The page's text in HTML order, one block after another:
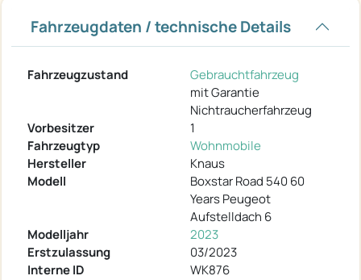
Fahrzeugdaten / technische Details
Fahrzeugzustand
Gebrauchtfahrzeug
mit Garantie
Nichtraucherfahrzeug
Vorbesitzer
1
Fahrzeugtyp
Wohnmobile
Hersteller
Knaus
Modell
Boxstar Road 540 60
Years Peugeot
Aufstelldach 6
Modelljahr
2023
Erstzulassung
03/2023
Interne ID
WK876